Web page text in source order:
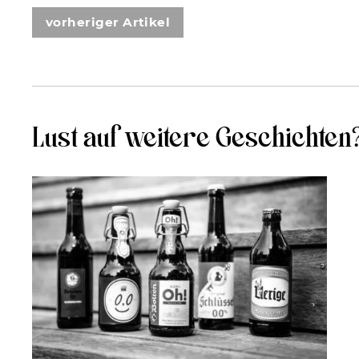
vorheriger Artikel
Lust auf weitere